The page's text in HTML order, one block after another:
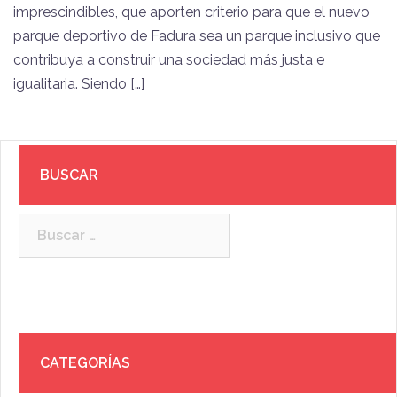
imprescindibles, que aporten criterio para que el nuevo
parque deportivo de Fadura sea un parque inclusivo que
contribuya a construir una sociedad más justa e
igualitaria. Siendo […]
BUSCAR
CATEGORÍAS